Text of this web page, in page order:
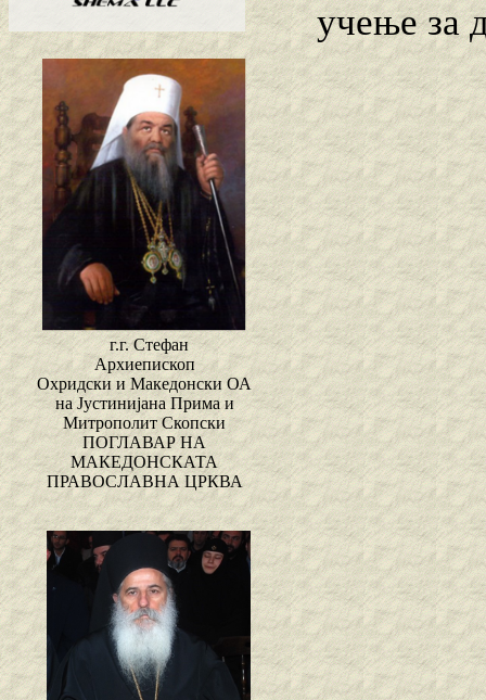
г.г. Стефан
Архиепископ
Охридски и Македонски ОА
на Јустинијана Прима и
Митрополит Скопски
ПОГЛАВАР НА
МАКЕДОНСКАТА
ПРАВОСЛАВНА ЦРКВА
учење за